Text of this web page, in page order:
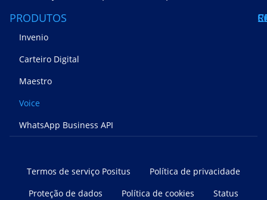
PRODUTOS
Invenio
Carteiro Digital
Maestro
Voice
WhatsApp Business API
Termos de serviço Positus
Política de privacidade
Proteção de dados
Política de cookies
Status